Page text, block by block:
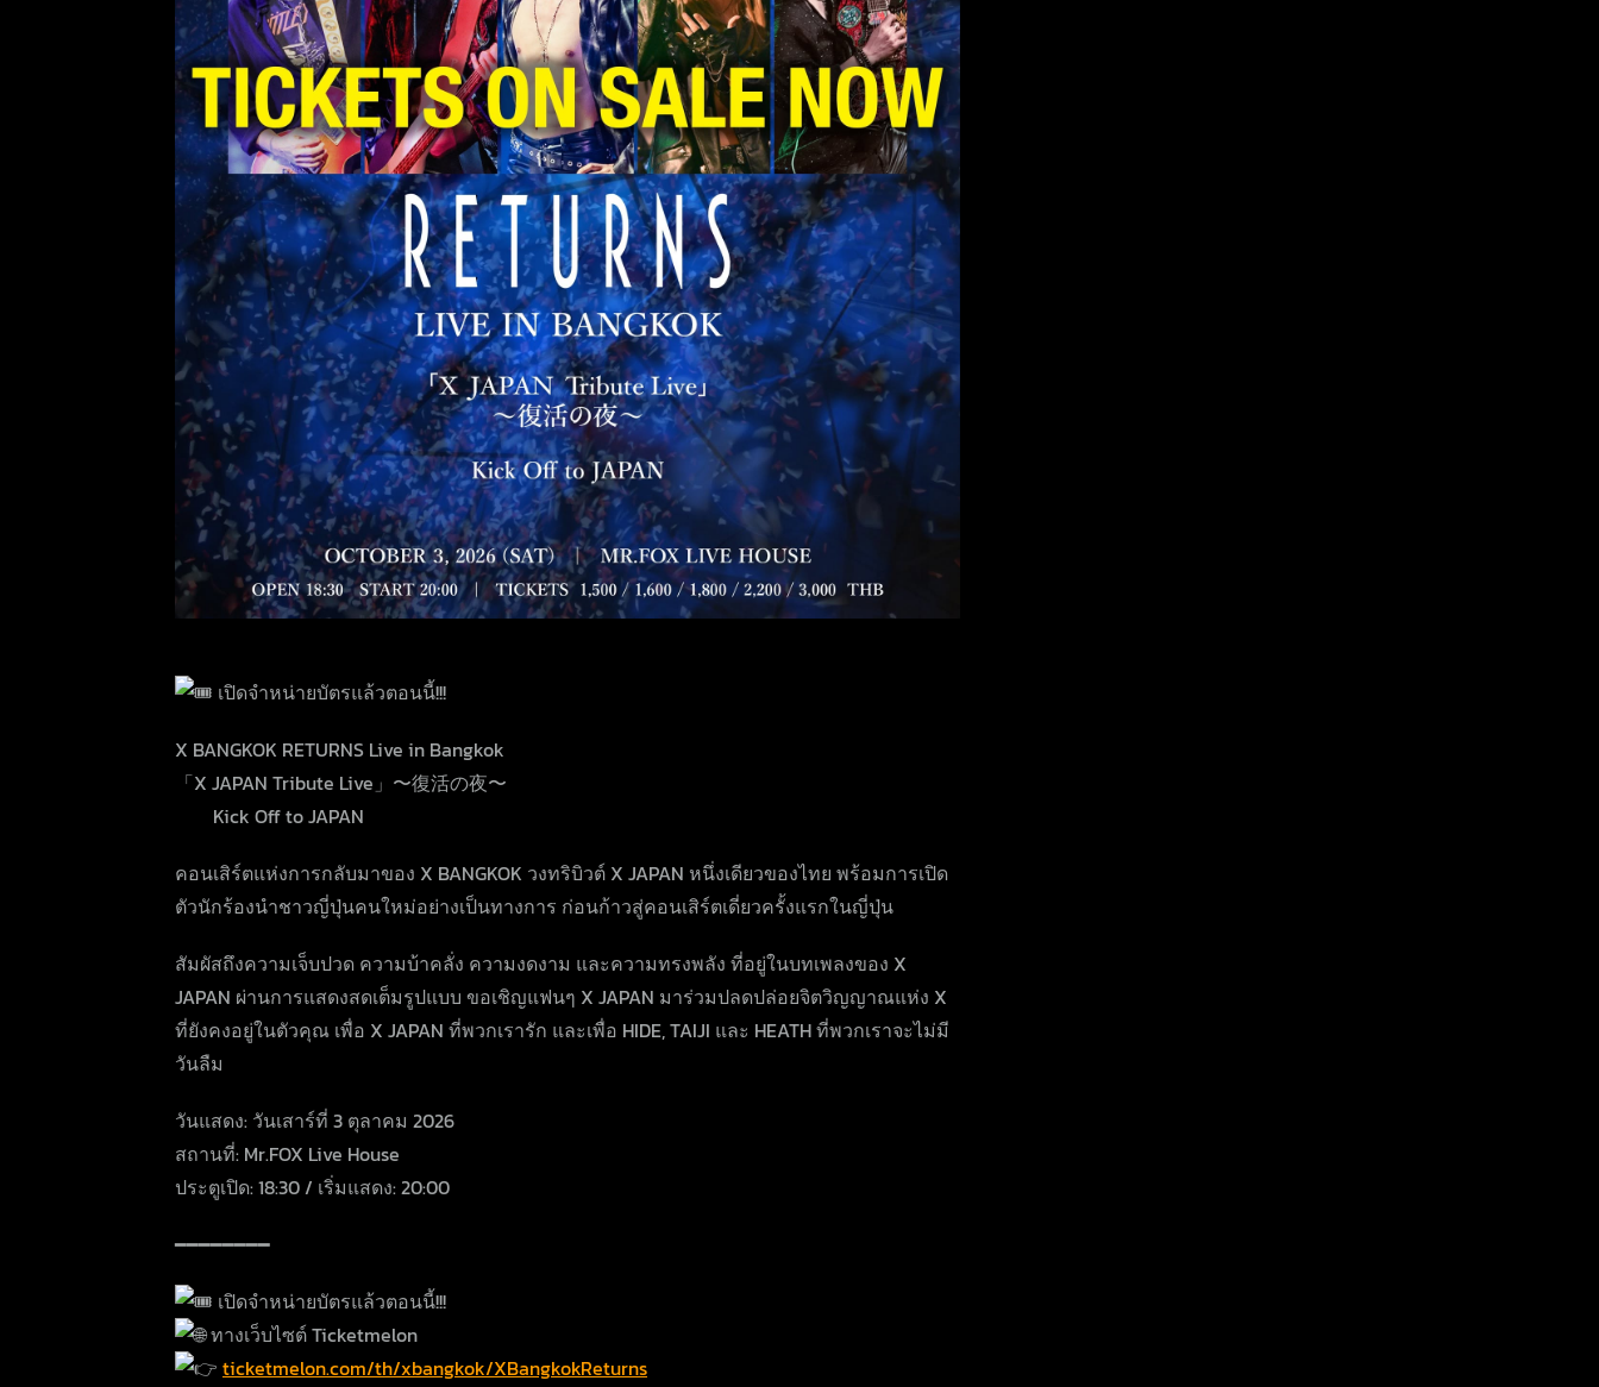
เปิดจำหน่ายบัตรแล้วตอนนี้!!!
X BANGKOK RETURNS Live in Bangkok
「X JAPAN Tribute Live」〜復活の夜〜
Kick Off to JAPAN
คอนเสิร์ตแห่งการกลับมาของ X BANGKOK วงทริบิวต์ X JAPAN หนึ่งเดียวของไทย พร้อมการเปิด
ตัวนักร้องนำชาวญี่ปุ่นคนใหม่อย่างเป็นทางการ ก่อนก้าวสู่คอนเสิร์ตเดี่ยวครั้งแรกในญี่ปุ่น
สัมผัสถึงความเจ็บปวด ความบ้าคลั่ง ความงดงาม และความทรงพลัง ที่อยู่ในบทเพลงของ X
JAPAN ผ่านการแสดงสดเต็มรูปแบบ ขอเชิญแฟนๆ X JAPAN มาร่วมปลดปล่อยจิตวิญญาณแห่ง X
ที่ยังคงอยู่ในตัวคุณ เพื่อ X JAPAN ที่พวกเรารัก และเพื่อ HIDE, TAIJI และ HEATH ที่พวกเราจะไม่มี
วันลืม
วันแสดง: วันเสาร์ที่ 3 ตุลาคม 2026
สถานที่: Mr.FOX Live House
ประตูเปิด: 18:30 / เริ่มแสดง: 20:00
━━━━━━━━
เปิดจำหน่ายบัตรแล้วตอนนี้!!!
ทางเว็บไซต์ Ticketmelon
ticketmelon.com/th/xbangkok/XBangkokReturns